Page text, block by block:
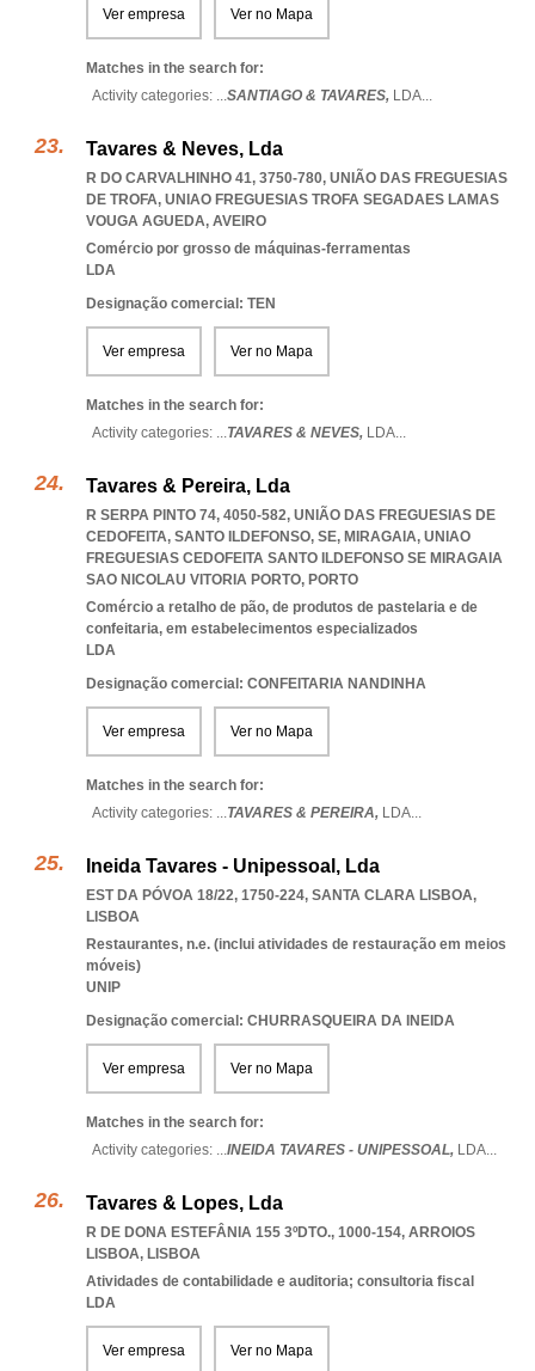
Ver empresa Ver no Mapa
Matches in the search for:
Activity categories: ...SANTIAGO & TAVARES, LDA...
Tavares & Neves, Lda
R DO CARVALHINHO 41, 3750-780, UNIÃO DAS FREGUESIAS
DE TROFA, UNIAO FREGUESIAS TROFA SEGADAES LAMAS
VOUGA AGUEDA, AVEIRO
Comércio por grosso de máquinas-ferramentas
LDA
Designação comercial: TEN
Ver empresa Ver no Mapa
Matches in the search for:
Activity categories: ...TAVARES & NEVES, LDA...
Tavares & Pereira, Lda
R SERPA PINTO 74, 4050-582, UNIÃO DAS FREGUESIAS DE
CEDOFEITA, SANTO ILDEFONSO, SE, MIRAGAIA, UNIAO
FREGUESIAS CEDOFEITA SANTO ILDEFONSO SE MIRAGAIA
SAO NICOLAU VITORIA PORTO, PORTO
Comércio a retalho de pão, de produtos de pastelaria e de
confeitaria, em estabelecimentos especializados
LDA
Designação comercial: CONFEITARIA NANDINHA
Ver empresa Ver no Mapa
Matches in the search for:
Activity categories: ...TAVARES & PEREIRA, LDA...
Ineida Tavares - Unipessoal, Lda
EST DA PÓVOA 18/22, 1750-224, SANTA CLARA LISBOA,
LISBOA
Restaurantes, n.e. (inclui atividades de restauração em meios
móveis)
UNIP
Designação comercial: CHURRASQUEIRA DA INEIDA
Ver empresa Ver no Mapa
Matches in the search for:
Activity categories: ...INEIDA TAVARES - UNIPESSOAL, LDA...
Tavares & Lopes, Lda
R DE DONA ESTEFÂNIA 155 3ºDTO., 1000-154, ARROIOS
LISBOA, LISBOA
Atividades de contabilidade e auditoria; consultoria fiscal
LDA
Ver empresa Ver no Mapa